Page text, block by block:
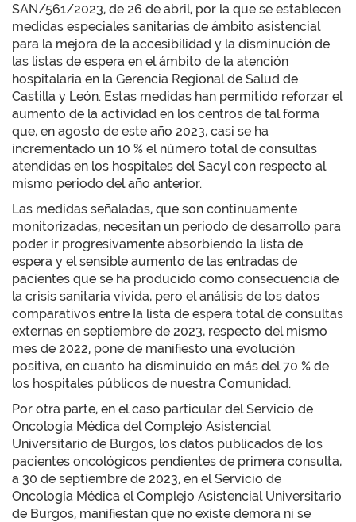
SAN/561/2023, de 26 de abril, por la que se establecen
medidas especiales sanitarias de ámbito asistencial
para la mejora de la accesibilidad y la disminución de
las listas de espera en el ámbito de la atención
hospitalaria en la Gerencia Regional de Salud de
Castilla y León. Estas medidas han permitido reforzar el
aumento de la actividad en los centros de tal forma
que, en agosto de este año 2023, casi se ha
incrementado un 10 % el número total de consultas
atendidas en los hospitales del Sacyl con respecto al
mismo periodo del año anterior.
Las medidas señaladas, que son continuamente
monitorizadas, necesitan un periodo de desarrollo para
poder ir progresivamente absorbiendo la lista de
espera y el sensible aumento de las entradas de
pacientes que se ha producido como consecuencia de
la crisis sanitaria vivida, pero el análisis de los datos
comparativos entre Ia lista de espera total de consultas
externas en septiembre de 2023, respecto del mismo
mes de 2022, pone de manifiesto una evolución
positiva, en cuanto ha disminuido en más del 70 % de
los hospitales públicos de nuestra Comunidad.
Por otra parte, en el caso particular del Servicio de
Oncología Médica del Complejo Asistencial
Universitario de Burgos, los datos publicados de los
pacientes oncológicos pendientes de primera consulta,
a 30 de septiembre de 2023, en el Servicio de
Oncología Médica el Complejo Asistencial Universitario
de Burgos, manifiestan que no existe demora ni se